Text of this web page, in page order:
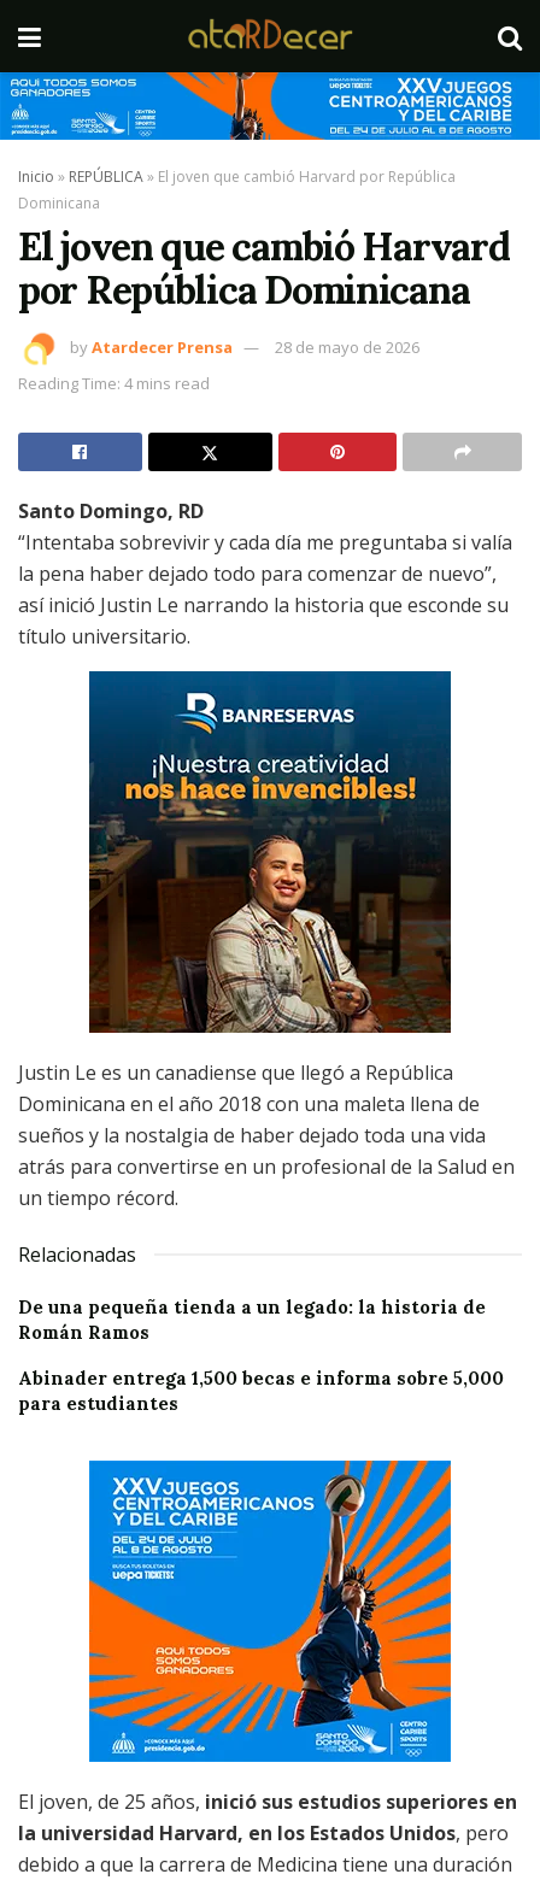
Inicio » REPÚBLICA» El joven que cambió Harvard por República
Dominicana
El joven que cambió Harvard
por República Dominicana
byAtardecer Prensa
28 de mayo de 2026
Reading Time: 4 mins read
Santo Domingo, RD
“Intentaba sobrevivir y cada día me preguntaba si valía
la pena haber dejado todo para comenzar de nuevo”,
así inició Justin Le narrando la historia que esconde su
título universitario.
Justin Le es un canadiense que llegó a República
Dominicana en el año 2018 con una maleta llena de
sueños y la nostalgia de haber dejado toda una vida
atrás para convertirse en un profesional de la Salud en
un tiempo récord.
Relacionadas
De una pequeña tienda a un legado: la historia de
Román Ramos
Abinader entrega 1,500 becas e informa sobre 5,000
para estudiantes
El joven, de 25 años, inició sus estudios superiores en
la universidad Harvard, en los Estados Unidos, pero
debido a que la carrera de Medicina tiene una duración